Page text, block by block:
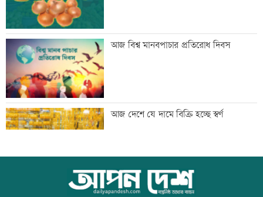
মেঘনার ভাঙনরোধে জিও ব্যাগ প্রকল্পে
অনিয়ম, এলাকাবাসীর মানববন্ধন
বাংলাদেশি পাঁচ হাজার কৃষি শ্রমিক নেবে
ওমান
স্বর্ণ খাতকে আনুষ্ঠানিক কাঠামোয় আনছে
সরকার, মতামত চাইল মন্ত্রণালয়
আজ বিশ্ব মানবপাচার প্রতিরোধ দিবস
আজ দেশে যে দামে বিক্রি হচ্ছে স্বর্ণ
আজ বিশ্ব বন্ধু দিবস